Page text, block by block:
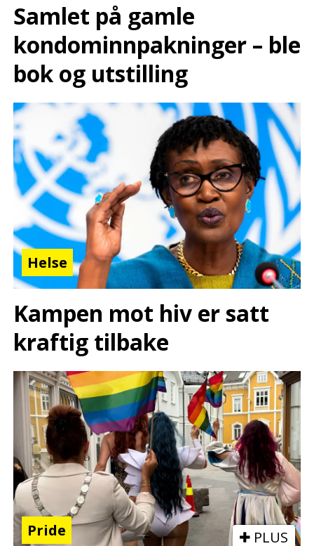
Samlet på gamle
kondominnpakninger – ble
bok og utstilling
Helse
Kampen mot hiv er satt
kraftig tilbake
Pride PLUS